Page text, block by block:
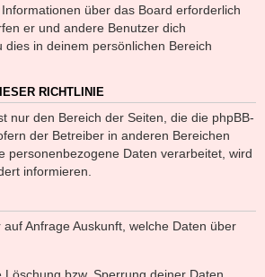
über das Board erforderlich
er und andere Benutzer dich
dies in deinem persönlichen Bereich
RICHTLINIE
nur den Bereich der Seiten, die die phpBB-
der Betreiber in anderen Bereichen
personenbezogene Daten verarbeitet, wird
informieren.
Anfrage Auskunft, welche Daten über